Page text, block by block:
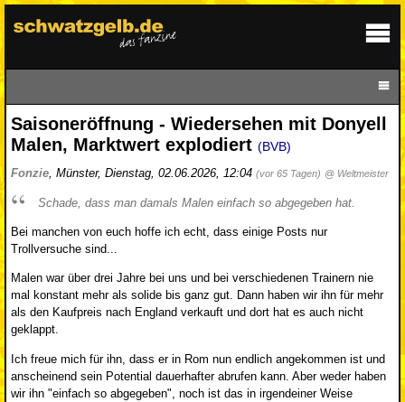
Saisoneröffnung - Wiedersehen mit Donyell
Malen, Marktwert explodiert (BVB)
Fonzie, Münster, Dienstag, 02.06.2026, 12:04 (vor 65 Tagen) @ Weltmeister
Schade, dass man damals Malen einfach so abgegeben hat.
Bei manchen von euch hoffe ich echt, dass einige Posts nur
Trollversuche sind...
Malen war über drei Jahre bei uns und bei verschiedenen Trainern nie
mal konstant mehr als solide bis ganz gut. Dann haben wir ihn für mehr
als den Kaufpreis nach England verkauft und dort hat es auch nicht
geklappt.
Ich freue mich für ihn, dass er in Rom nun endlich angekommen ist und
anscheinend sein Potential dauerhafter abrufen kann. Aber weder haben
wir ihn "einfach so abgegeben", noch ist das in irgendeiner Weise